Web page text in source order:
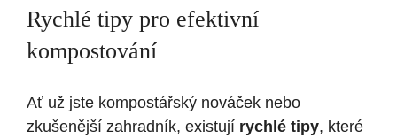
Rychlé tipy pro efektivní
kompostování
Ať už jste kompostářský nováček nebo
zkušenější zahradník, existují rychlé tipy, které